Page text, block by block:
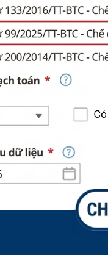
Tự chuẩn bị
vật tư cần thiết
hoàn thành phần
giao
dùng hợp đồng
rủi ro, bảo